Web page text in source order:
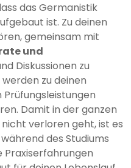
das Germanistik
ist. Zu deinen
gemeinsam mit
und
Diskussionen zu
werden zu deinen
Damit in der ganzen
verloren geht, ist es
des Studiums